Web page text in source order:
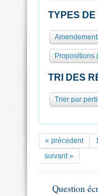
TYPES DE
Propositions
TRI DES
Trier par
« précedent
suivant »
Question